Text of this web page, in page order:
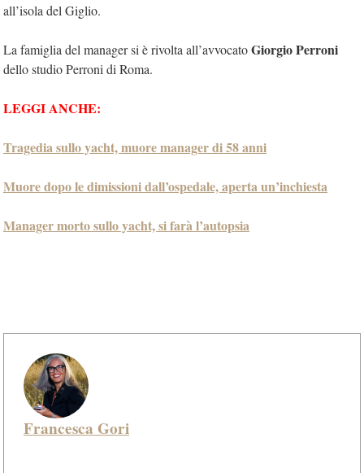
all’isola del Giglio.
La famiglia del manager si è rivolta all’avvocatoGiorgio Perroni
dello studio Perroni di Roma.
LEGGI ANCHE:
Tragedia sullo yacht, muore manager di 58 anni
Muore dopo le dimissioni dall’ospedale, aperta un’inchiesta
Manager morto sullo yacht, si farà l’autopsia
Francesca Gori